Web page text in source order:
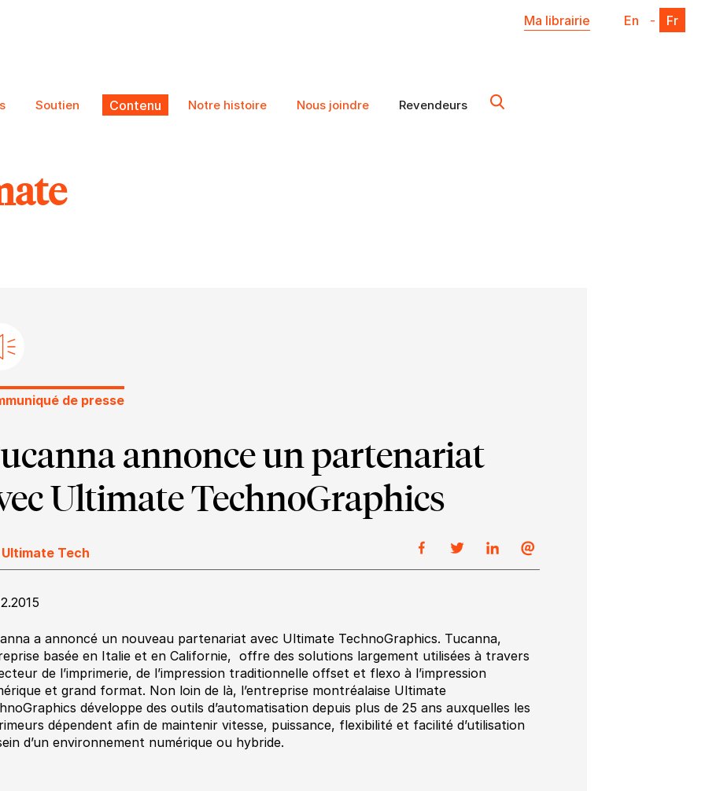
Ma librairie En - Fr
Soutien Contenu Notre histoire Nous joindre Revendeurs
de presse
annonce un partenariat
Ultimate TechnoGraphics
Tech
a annoncé un nouveau partenariat avec Ultimate TechnoGraphics. Tucanna,
basée en Italie et en Californie, offre des solutions largement utilisées à travers
de l’imprimerie, de l’impression traditionnelle offset et flexo à l’impression
et grand format. Non loin de là, l’entreprise montréalaise Ultimate
développe des outils d’automatisation depuis plus de 25 ans auxquelles les
dépendent afin de maintenir vitesse, puissance, flexibilité et facilité d’utilisation
d’un environnement numérique ou hybride.